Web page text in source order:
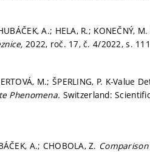
HUBÁČEK, A.; HELA, R.;
2022, roč. 17, č. 4/2022,s.
M.; ŠPERLING, P. K-
Phenomena. Switzerland:
A.; CHOBOLA, Z.